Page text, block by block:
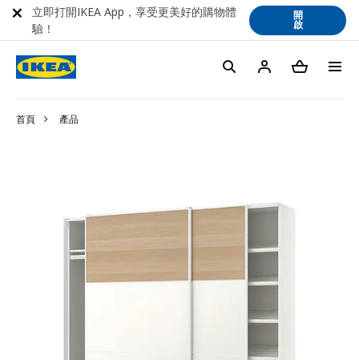
首頁 產品
立即打開IKEA App，享受更美好的購物體
驗！
開
啟